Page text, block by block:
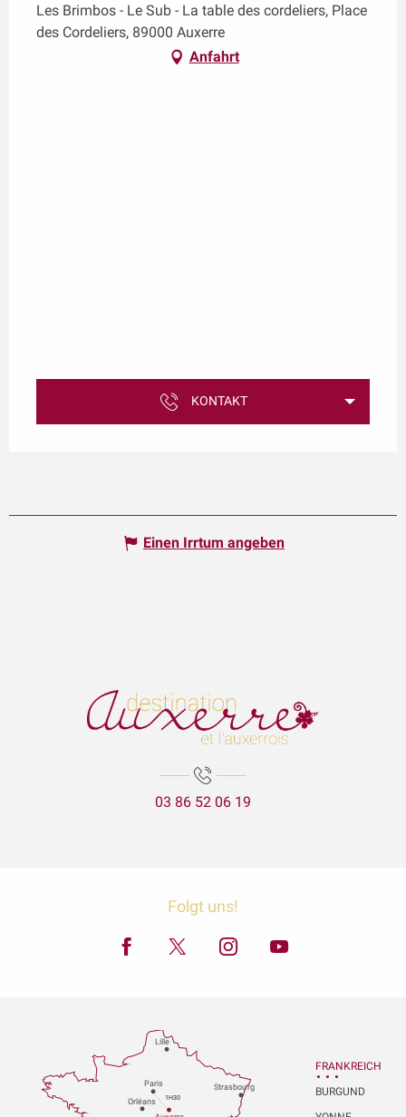
Les Brimbos - Le Sub - La table des cordeliers, Place
des Cordeliers, 89000 Auxerre
Anfahrt
KONTAKT
Einen Irrtum angeben
03 86 52 06 19
Folgt uns!
Paris
Orléans
Strasbourg
Lille
1H30
FRANKREICH
BURGUND